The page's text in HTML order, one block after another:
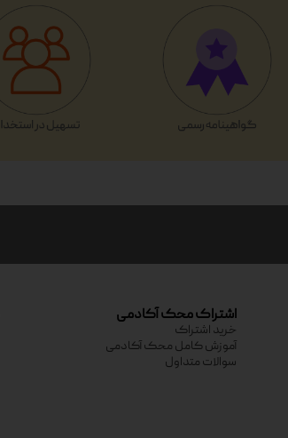
اشتراک محک آکادمی
خرید اشتراک
آموزش کامل محک آکادمی
سوالات متداول